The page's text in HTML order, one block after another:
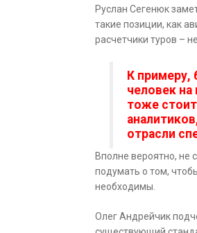
Руслан Сегенюк
такие позиции, как
расчетчики туров –
К примеру,
человек
тоже
отрасли
Вполне вероятно, не
подумать о том,
необходимы.
Олег Андрейчик